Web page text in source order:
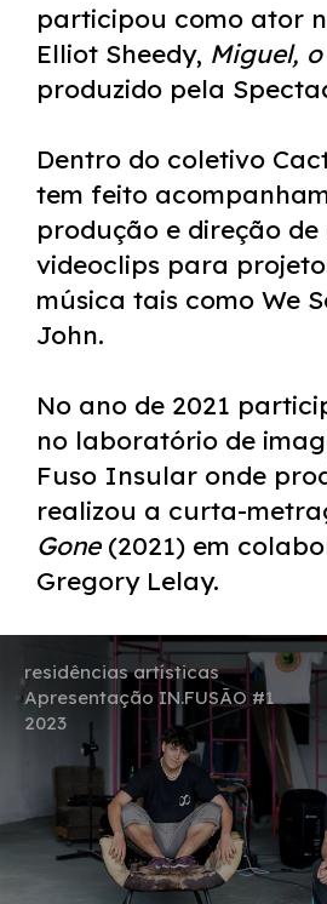
participou como ator
Elliot Sheedy, Miguel,
produzido pela
Dentro do coletivo
tem feito
produção e direção
videoclips para
música tais como We
John.
No ano de 2021
no laboratório de
Fuso Insular onde
realizou a curta-
Gone(2021) em
Gregory Lelay.
residências artísticas
Apresentação IN.FUSÃO #1
2023